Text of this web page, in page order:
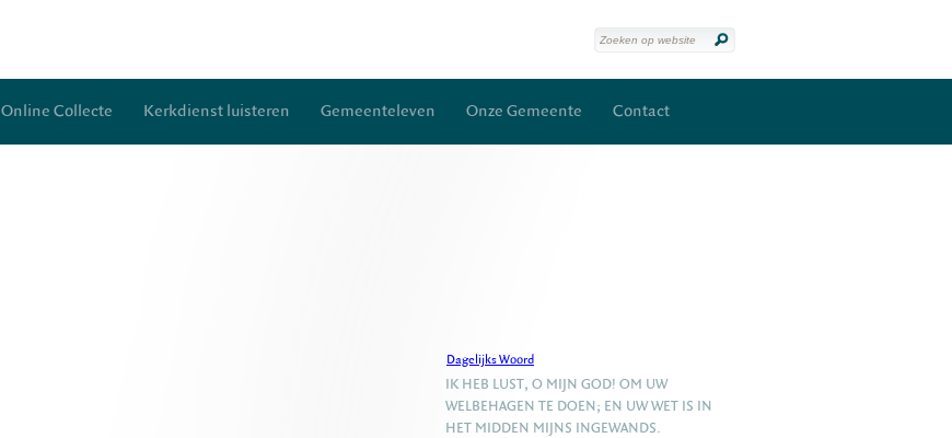
Online Collecte Kerkdienst luisteren Gemeenteleven Onze Gemeente Contact
Dagelijks Woord
IK HEB LUST, O MIJN GOD! OM UW
WELBEHAGEN TE DOEN; EN UW WET IS IN
HET MIDDEN MIJNS INGEWANDS.